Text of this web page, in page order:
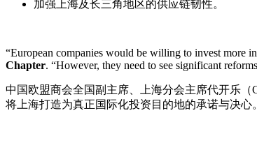
加强上海及长三角地区的供应链韧性。
“European companies would be willing to invest more in
Chapter. “However, they need to see significant
中国欧盟商会全国副主席、上海分会主席代开乐
将上海打造为真正国际化投资目的地的承诺与决心